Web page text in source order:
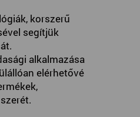
korszerű
segítjük
alkalmazása
elérhetővé